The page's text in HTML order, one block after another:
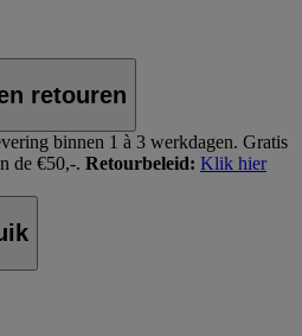
retouren
binnen 1 à 3 werkdagen. Gratis
de €50,-. Retourbeleid: Klik hier